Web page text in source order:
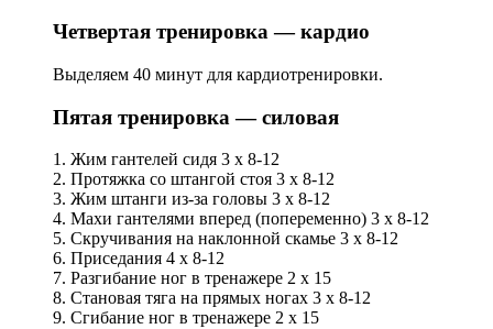
Четвертая тренировка — кардио
Выделяем 40 минут для кардиотренировки.
Пятая тренировка — силовая
1. Жим гантелей сидя 3 х 8-12
2. Протяжка со штангой стоя 3 х 8-12
3. Жим штанги из-за головы 3 х 8-12
4. Махи гантелями вперед (попеременно) 3 х 8-12
5. Скручивания на наклонной скамье 3 х 8-12
6. Приседания 4 х 8-12
7. Разгибание ног в тренажере 2 х 15
8. Становая тяга на прямых ногах 3 х 8-12
9. Сгибание ног в тренажере 2 х 15